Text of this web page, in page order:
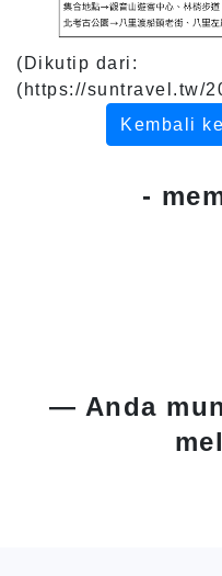
(Dikutip dari:
(https://suntravel.tw/
Kembali
-
— Anda